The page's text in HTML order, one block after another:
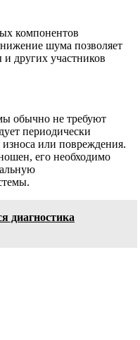
компонентов
шума позволяет
других участников
обычно не требуют
периодически
или повреждения.
его необходимо
диагностика